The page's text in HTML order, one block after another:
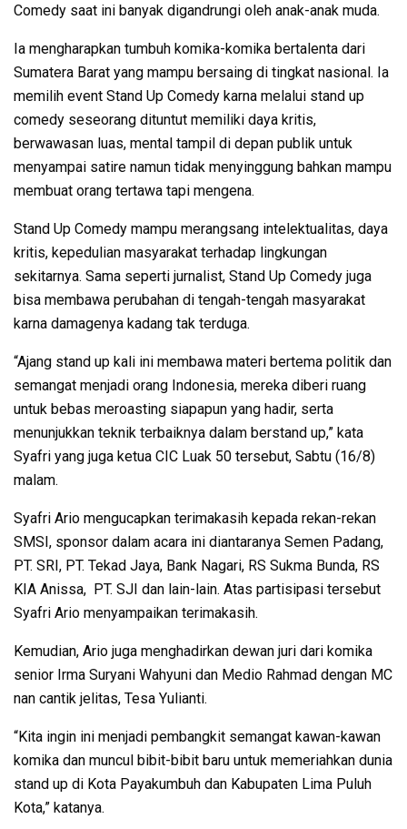
Comedy saat ini banyak digandrungi oleh anak-anak muda.
Ia mengharapkan tumbuh komika-komika bertalenta dari
Sumatera Barat yang mampu bersaing di tingkat nasional. Ia
memilih event Stand Up Comedy karna melalui stand up
comedy seseorang dituntut memiliki daya kritis,
berwawasan luas, mental tampil di depan publik untuk
menyampai satire namun tidak menyinggung bahkan mampu
membuat orang tertawa tapi mengena.
Stand Up Comedy mampu merangsang intelektualitas, daya
kritis, kepedulian masyarakat terhadap lingkungan
sekitarnya. Sama seperti jurnalist, Stand Up Comedy juga
bisa membawa perubahan di tengah-tengah masyarakat
karna damagenya kadang tak terduga.
“Ajang stand up kali ini membawa materi bertema politik dan
semangat menjadi orang Indonesia, mereka diberi ruang
untuk bebas meroasting siapapun yang hadir, serta
menunjukkan teknik terbaiknya dalam berstand up,” kata
Syafri yang juga ketua CIC Luak 50 tersebut, Sabtu (16/8)
malam.
Syafri Ario mengucapkan terimakasih kepada rekan-rekan
SMSI, sponsor dalam acara ini diantaranya Semen Padang,
PT. SRI, PT. Tekad Jaya, Bank Nagari, RS Sukma Bunda, RS
KIA Anissa, PT. SJI dan lain-lain. Atas partisipasi tersebut
Syafri Ario menyampaikan terimakasih.
Kemudian, Ario juga menghadirkan dewan juri dari komika
senior Irma Suryani Wahyuni dan Medio Rahmad dengan MC
nan cantik jelitas, Tesa Yulianti.
“Kita ingin ini menjadi pembangkit semangat kawan-kawan
komika dan muncul bibit-bibit baru untuk memeriahkan dunia
stand up di Kota Payakumbuh dan Kabupaten Lima Puluh
Kota,” katanya.